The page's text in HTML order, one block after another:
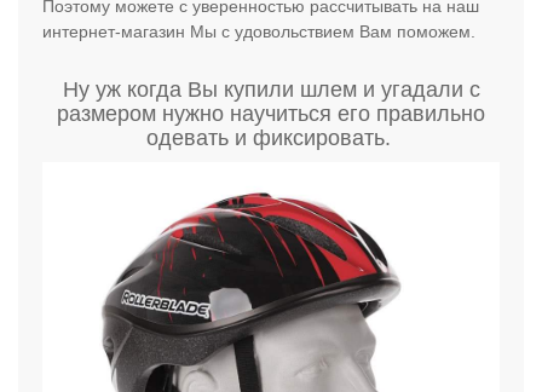
Поэтому можете с уверенностью рассчитывать на наш
интернет-магазин Мы с удовольствием Вам поможем.
Ну уж когда Вы купили шлем и угадали с
размером нужно научиться его правильно
одевать и фиксировать.